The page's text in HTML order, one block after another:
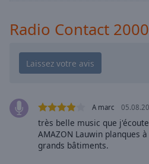
subtitles
settings,
opens
subtitles
settings
subtitles
off
selected
Radio Contact
A marc
très belle music que
AMAZON Lauwin planques
grands bâtiments.